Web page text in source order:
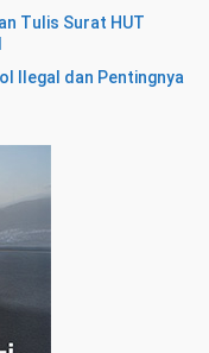
Tulis Surat HUT
Ilegal dan Pentingnya